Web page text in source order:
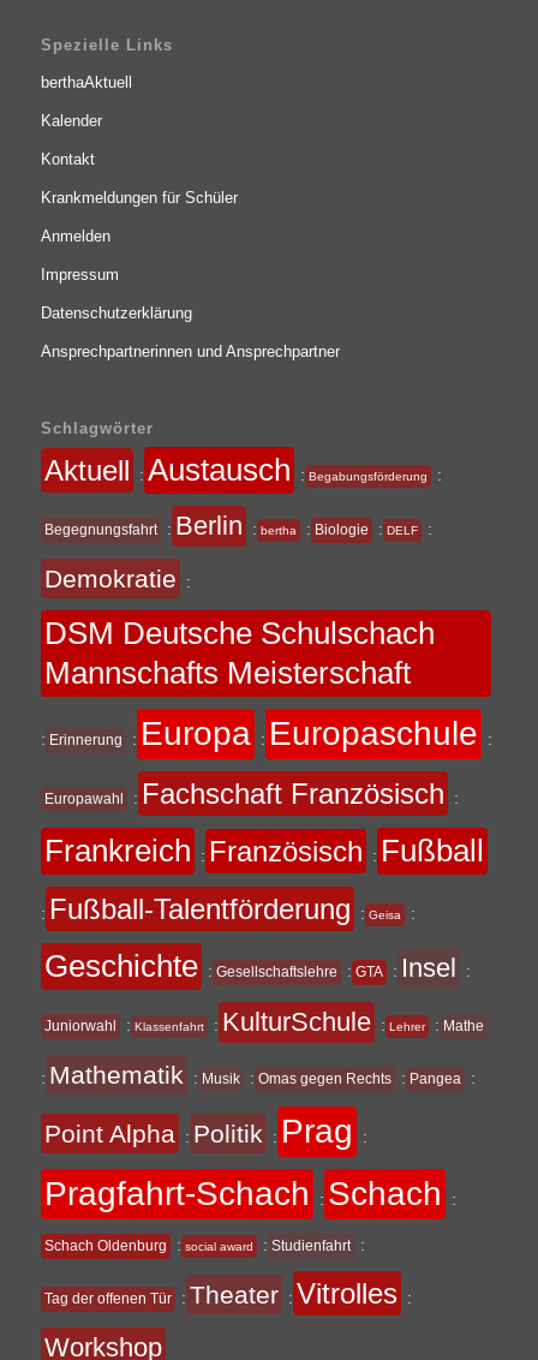
Spezielle Links
berthaAktuell
Kalender
Kontakt
Krankmeldungen für Schüler
Anmelden
Impressum
Datenschutzerklärung
Ansprechpartnerinnen und Ansprechpartner
Schlagwörter
Aktuell : Austausch : Begabungsförderung :
Begegnungsfahrt : Berlin : bertha : Biologie : DELF :
Demokratie :
DSM Deutsche Schulschach
Mannschafts Meisterschaft
: Erinnerung : Europa : Europaschule :
Europawahl : Fachschaft Französisch :
Frankreich : Französisch : Fußball
: Fußball-Talentförderung : Geisa :
Geschichte : Gesellschaftslehre : GTA : Insel :
Juniorwahl : Klassenfahrt : KulturSchule : Lehrer : Mathe
: Mathematik : Musik : Omas gegen Rechts : Pangea :
Point Alpha : Politik : Prag :
Pragfahrt-Schach : Schach :
Schach Oldenburg : social award : Studienfahrt :
Tag der offenen Tür : Theater : Vitrolles :
Workshop